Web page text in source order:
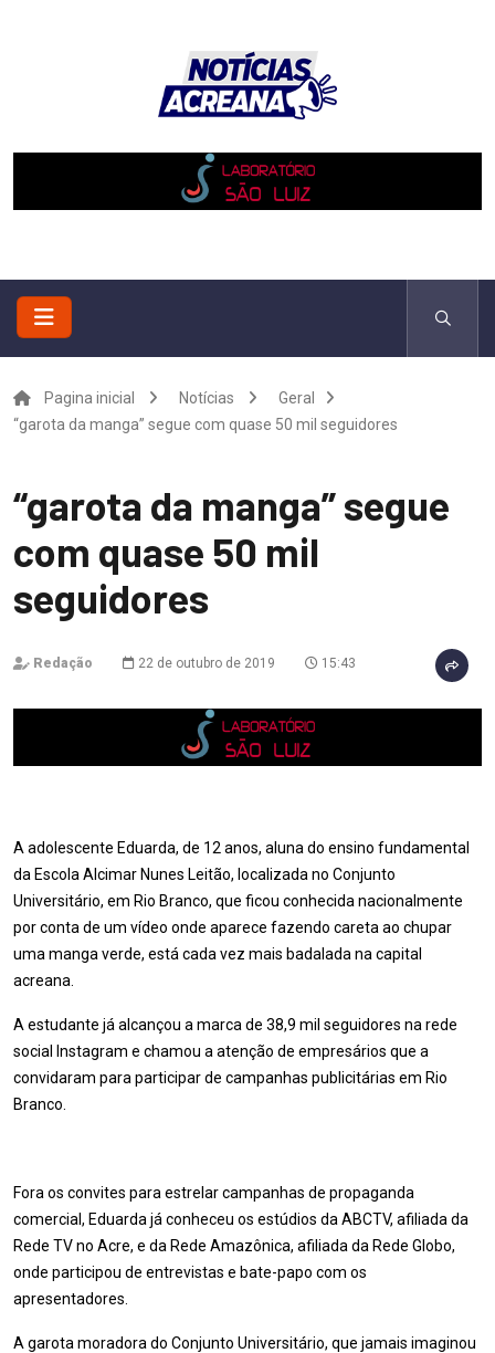
Pagina inicial Notícias
Geral
“garota da manga” segue com quase 50 mil seguidores
“garota da manga” segue
com quase 50 mil
seguidores
Redação 22 de outubro de 2019 15:43
A adolescente Eduarda, de 12 anos, aluna do ensino fundamental
da Escola Alcimar Nunes Leitão, localizada no Conjunto
Universitário, em Rio Branco, que ficou conhecida nacionalmente
por conta de um vídeo onde aparece fazendo careta ao chupar
uma manga verde, está cada vez mais badalada na capital
acreana.
A estudante já alcançou a marca de 38,9 mil seguidores na rede
social Instagram e chamou a atenção de empresários que a
convidaram para participar de campanhas publicitárias em Rio
Branco.
Fora os convites para estrelar campanhas de propaganda
comercial, Eduarda já conheceu os estúdios da ABCTV, afiliada da
Rede TV no Acre, e da Rede Amazônica, afiliada da Rede Globo,
onde participou de entrevistas e bate-papo com os
apresentadores.
A garota moradora do Conjunto Universitário, que jamais imaginou